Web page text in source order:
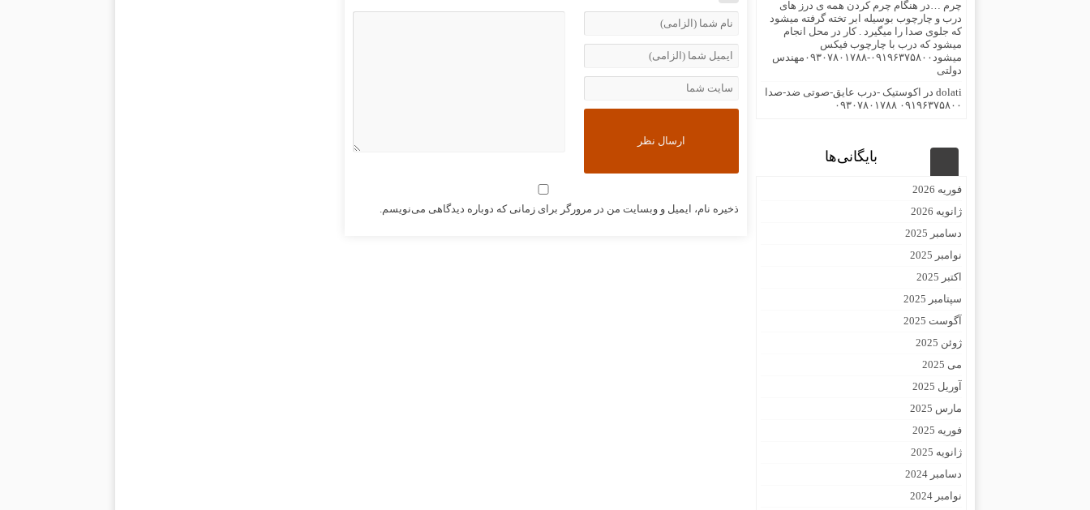
ذخیره نام، ایمیل و وبسایت من در مرورگر برای زمانی که دوباره دیدگاهی می‌نویسم.
چرم …در هنگام چرم کردن همه ی درز های
درب و چارچوب بوسیله ابر تخته گرفته میشود
که جلوی صدا را میگیرد . کار در محل انجام
میشود که درب با چارچوب فیکس
میشود۰۹۱۹۶۳۷۵۸۰۰-۰۹۳۰۷۸۰۱۷۸۸مهندس
دولتی
dolati در
اکوستیک -درب عایق-صوتی ضد-صدا
۰۹۱۹۶۳۷۵۸۰۰ ۰۹۳۰۷۸۰۱۷۸۸
بایگانی‌ها
فوریه 2026
ژانویه 2026
دسامبر 2025
نوامبر 2025
اکتبر 2025
سپتامبر 2025
آگوست 2025
ژوئن 2025
می 2025
آوریل 2025
مارس 2025
فوریه 2025
ژانویه 2025
دسامبر 2024
نوامبر 2024